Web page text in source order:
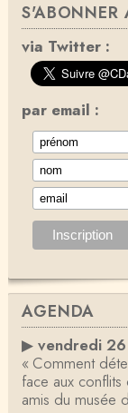
S'ABONNER
via Twitter :
par email :
AGENDA
▶ vendredi
« Comment
face aux
amis du musée